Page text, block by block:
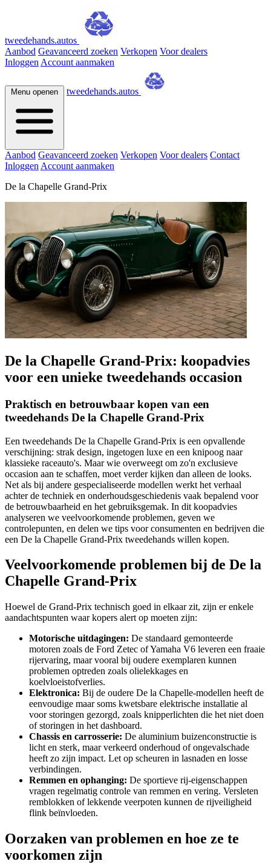
tweedehands.autos
Aanbod Geavanceerd zoeken Verkopen Voor dealers
Inloggen Account aanmaken
Menu openen tweedehands.autos
Aanbod Geavanceerd zoeken Verkopen Voor dealers Contact
Inloggen Account aanmaken
De la Chapelle Grand-Prix
De la Chapelle Grand-Prix: koopadvies
voor een unieke tweedehands occasion
Praktisch en betrouwbaar kopen van een
tweedehands De la Chapelle Grand-Prix
Een tweedehands De la Chapelle Grand-Prix is een opvallende
verschijning: strak design, ingetogen luxe en een knipoog naar
klassieke raceauto's. Maar wie overweegt om zo'n exclusieve
occasion aan te schaffen, moet verder kijken dan alleen de looks.
Net als bij andere gespecialiseerde modellen werkt het verhaal
achter de techniek en onderhoudsgeschiedenis vaak bepalend voor
de betrouwbaarheid en het gebruiksgemak. In dit koopadvies
analyseren we veelvoorkomende problemen, geven we
controlepunten, en delen we tips voor consumenten en bedrijven die
een De la Chapelle Grand-Prix tweedehands willen kopen.
Veelvoorkomende problemen bij de De la
Chapelle Grand-Prix
Hoewel de Grand-Prix technisch goed in elkaar zit, zijn er enkele
aandachtspunten waar kopers alert op moeten zijn:
Motorische uitdagingen: De standaard gemonteerde
motoren zoals de Ford Zetec of Yamaha V6 leveren een fraaie
rijervaring, maar vooral bij oudere exemplaren kunnen
problemen optreden zoals olielekkages en
koelvloeistofverlies.
Elektronica: Bij de oudere De la Chapelle-modellen heeft de
eenvoudige maar soms kwetsbare elektrische installatie al
voor storingen gezorgd, zoals knipperlichten die het niet doen
of storingen in het dashboard.
Chassis en carrosserie: De aluminium buizenconstructie is
licht en sterk, maar verkeerd onderhoud of ongevalschade
heeft zo zijn impact. Let op scheuren in lasnaden en losse
verbindingen.
Remmen en ophanging: De sportieve rij-eigenschappen
vragen regelmatig controle van remmen en vering. Versleten
remblokken of lekkende veerpoten kunnen de rijveiligheid
flink beïnvloeden.
Oorzaken van problemen en hoe ze te
voorkomen zijn